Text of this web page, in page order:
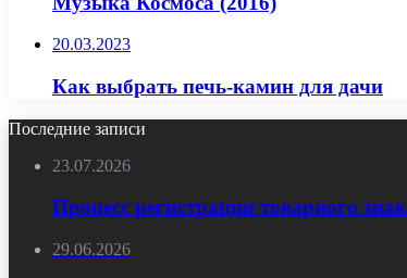
20.03.2023
Как выбрать печь-камин для дачи
Последние записи
23.07.2026
Процесс регистрации товарного
29.06.2026